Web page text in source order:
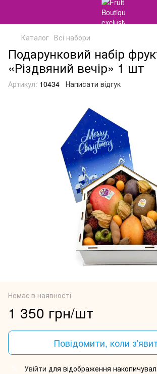
Каталог Всі набори
Подарунковий набір
«Різдвяний вечір» 1 шт
Артикул: 10434 Написати відгук
Немає в наявності
1 350 грн/шт
Повідомити, коли
Увійти для відображення